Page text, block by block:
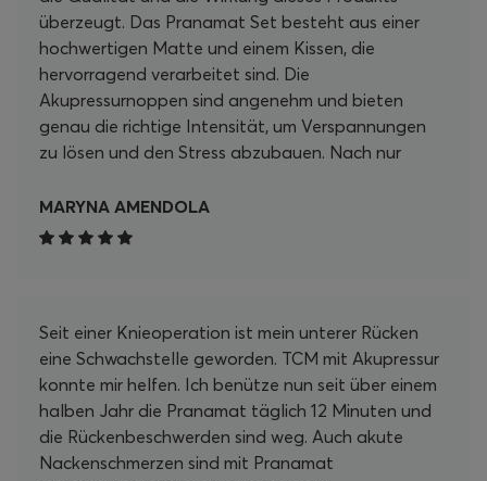
überzeugt. Das Pranamat Set besteht aus einer
hochwertigen Matte und einem Kissen, die
hervorragend verarbeitet sind. Die
Akupressurnoppen sind angenehm und bieten
genau die richtige Intensität, um Verspannungen
zu lösen und den Stress abzubauen. Nach nur
unglaublich entspannt und revitalisiert. Ein
besonderes Highlight ist, wie einfach es ist, die
der Matte nur empfehlen. Es ist ein wahrer
Wohlfühlmoment, der mir hilft, Körper und Geist in
Einklang zu bringen. Zusätzlich möchte ich die
schnelle Lieferung und den hervorragenden
Kundenservice hervorheben. Ich hatte eine kleine
Frage zu den Anwendungszeiten, und mein
MARYNA AMENDOLA
Seit einer Knieoperation ist mein unterer Rücken
eine Schwachstelle geworden. TCM mit Akupressur
konnte mir helfen. Ich benütze nun seit über einem
halben Jahr die Pranamat täglich 12 Minuten und
die Rückenbeschwerden sind weg. Auch akute
Nackenschmerzen sind mit Pranamat